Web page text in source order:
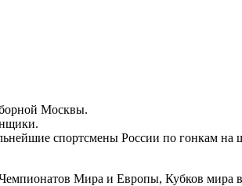
Москвы.
спортсмены России по гонкам на
Мира и Европы, Кубков мира